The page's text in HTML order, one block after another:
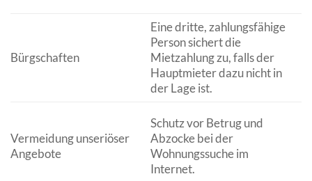
Bürgschaften
Eine dritte, zahlungsfähige
Person sichert die
Mietzahlung zu, falls der
Hauptmieter dazu nicht in
der Lage ist.
Vermeidung unseriöser
Angebote
Schutz vor Betrug und
Abzocke bei der
Wohnungssuche im
Internet.